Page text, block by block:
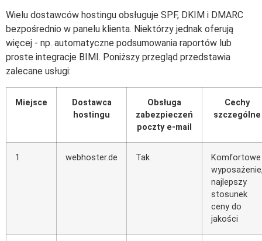
Wielu dostawców hostingu obsługuje SPF, DKIM i DMARC
bezpośrednio w panelu klienta. Niektórzy jednak oferują
więcej - np. automatyczne podsumowania raportów lub
proste integracje BIMI. Poniższy przegląd przedstawia
zalecane usługi:
Miejsce
Dostawca
hostingu
Obsługa
zabezpieczeń
poczty e-mail
Cechy
szczególne
1 webhoster.de Tak
Komfortowe
najlepszy
stosunek
ceny do
jakości